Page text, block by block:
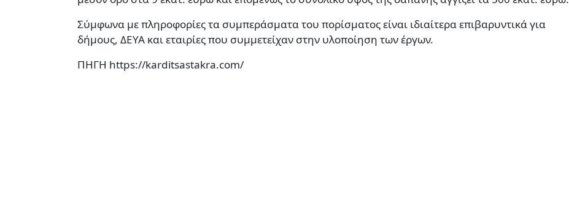
Σύμφωνα με πληροφορίες τα συμπεράσματα του πορίσματος είναι ιδιαίτερα επιβαρυντικά για
δήμους, ΔΕΥΑ και εταιρίες που συμμετείχαν στην υλοποίηση των έργων.
ΠΗΓΗ https://karditsastakra.com/